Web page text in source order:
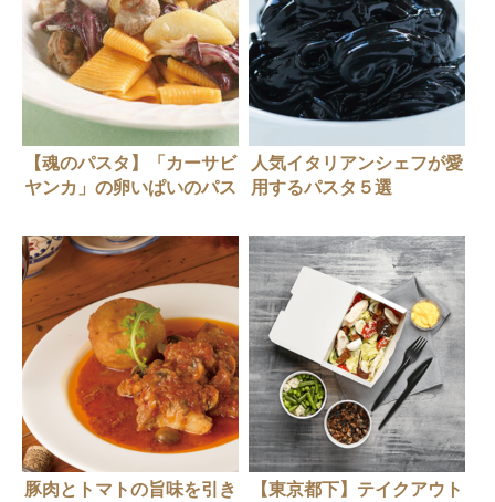
【魂のパスタ】「カーサビ
ヤンカ」の卵いぱいのパス
人気イタリアンシェフが愛
用するパスタ５選
豚肉とトマトの旨味を引き
【東京都下】テイクアウト